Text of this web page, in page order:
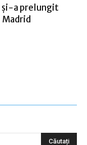
şi-a prelungit